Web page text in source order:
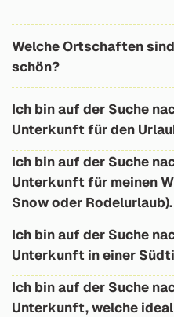
„Sabine on Tour“ und
werden Sie bestimmt
Welche Ortschaften
schön?
dort finden Sie einen
einzelnen
>> https://bit.ly/
Ich bin auf der Suche
Unterkunft für den
Hier der Link >>
unseren
Urlaub für Räder und
Ich bin auf der Suche
Unterkunft für meinen
Snow oder Rodelurlaub).
unseren
einen Winterurlaub
Ich bin auf der Suche
Unterkunft in einer
Hier der Link >>
unseren
Ich bin auf der Suche
Unterkunft, welche